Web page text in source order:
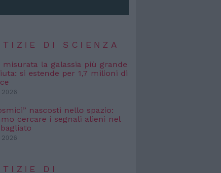
DI SCIENZA
misurata la galassia più grande
si estende per 1,7 milioni di
nascosti nello spazio:
cercare i segnali alieni nel
DI